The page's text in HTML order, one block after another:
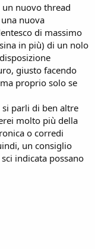
un nuovo thread
nuova
di massimo
in più) di un nolo
giusto facendo
proprio solo se
parli di ben altre
molto più della
o corredi
un consiglio
indicata possano